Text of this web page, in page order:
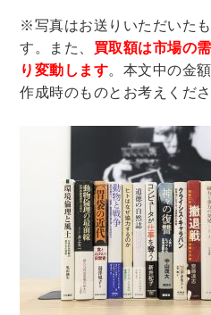
※写真はお送りいただいた
す。また、 買取額は市場の
り変動します。本文中の金
作成時のものとお考えくださ